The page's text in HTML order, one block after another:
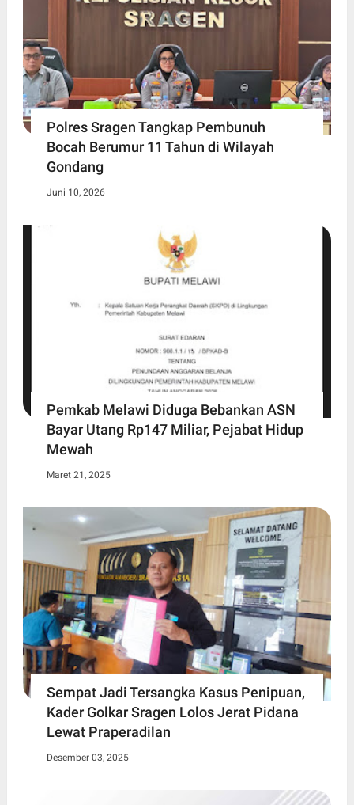
Polres Sragen Tangkap Pembunuh
Bocah Berumur 11 Tahun di Wilayah
Gondang
Juni 10, 2026
Pemkab Melawi Diduga Bebankan ASN
Bayar Utang Rp147 Miliar, Pejabat Hidup
Mewah
Maret 21, 2025
Sempat Jadi Tersangka Kasus Penipuan,
Kader Golkar Sragen Lolos Jerat Pidana
Lewat Praperadilan
Desember 03, 2025